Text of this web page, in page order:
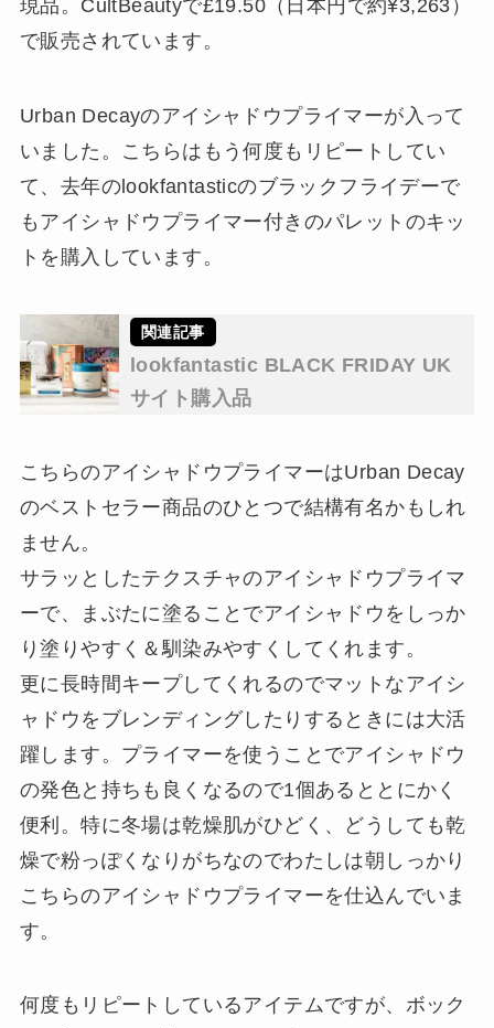
現品。CultBeautyで£19.50（日本円で約¥3,263）
で販売されています。
Urban Decayのアイシャドウプライマーが入って
いました。こちらはもう何度もリピートしてい
て、去年のlookfantasticのブラックフライデーで
もアイシャドウプライマー付きのパレットのキッ
トを購入しています。
lookfantastic BLACK FRIDAY UK
サイト購入品
こちらのアイシャドウプライマーはUrban Decay
のベストセラー商品のひとつで結構有名かもしれ
ません。
サラッとしたテクスチャのアイシャドウプライマ
ーで、まぶたに塗ることでアイシャドウをしっか
り塗りやすく＆馴染みやすくしてくれます。
更に長時間キープしてくれるのでマットなアイシ
ャドウをブレンディングしたりするときには大活
躍します。プライマーを使うことでアイシャドウ
の発色と持ちも良くなるので1個あるととにかく
便利。特に冬場は乾燥肌がひどく、どうしても乾
燥で粉っぽくなりがちなのでわたしは朝しっかり
こちらのアイシャドウプライマーを仕込んでいま
す。
何度もリピートしているアイテムですが、ボック